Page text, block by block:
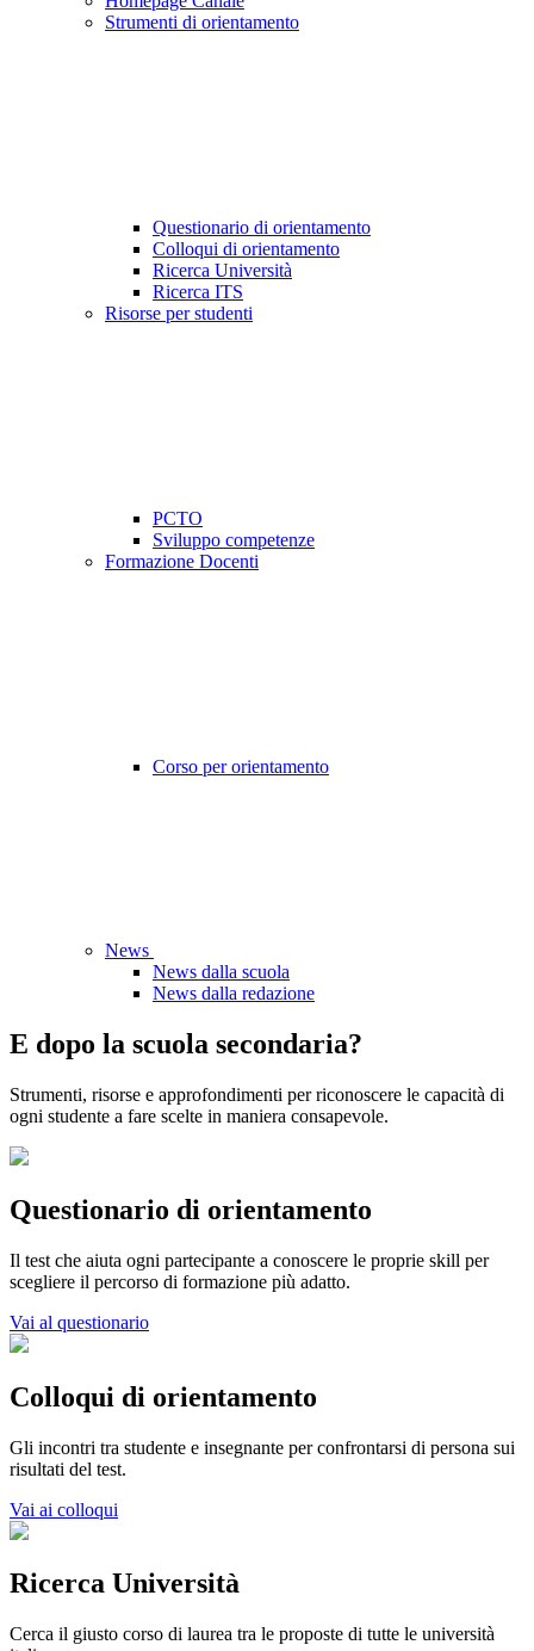
Strumenti di orientamento
Questionario di orientamento
Colloqui di orientamento
Ricerca Università
Ricerca ITS
Risorse per studenti
PCTO
Sviluppo competenze
Formazione Docenti
Corso per orientamento
News
News dalla scuola
News dalla redazione
E dopo la scuola secondaria?
Strumenti, risorse e approfondimenti per riconoscere le capacità di
ogni studente a fare scelte in maniera consapevole.
Questionario di orientamento
Il test che aiuta ogni partecipante a conoscere le proprie skill per
scegliere il percorso di formazione più adatto.
Vai al questionario
Colloqui di orientamento
Gli incontri tra studente e insegnante per confrontarsi di persona sui
risultati del test.
Vai ai colloqui
Ricerca Università
Cerca il giusto corso di laurea tra le proposte di tutte le università